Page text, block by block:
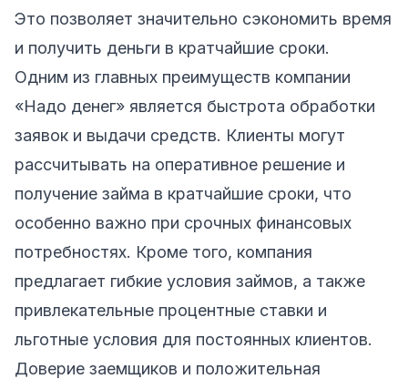
Это позволяет значительно сэкономить время
и получить деньги в кратчайшие сроки.
Одним из главных преимуществ компании
«Надо денег» является быстрота обработки
заявок и выдачи средств. Клиенты могут
рассчитывать на оперативное решение и
получение займа в кратчайшие сроки, что
особенно важно при срочных финансовых
потребностях. Кроме того, компания
предлагает гибкие условия займов, а также
привлекательные процентные ставки и
льготные условия для постоянных клиентов.
Доверие заемщиков и положительная